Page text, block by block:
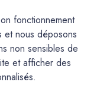
fonctionnement
nous déposons
non sensibles de
et afficher des